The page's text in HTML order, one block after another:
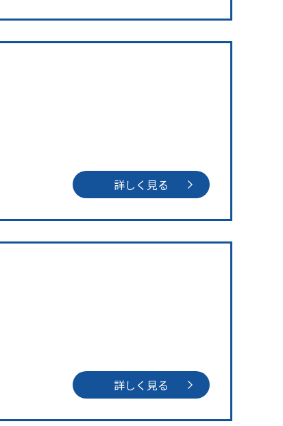
詳しく見る
詳しく見る